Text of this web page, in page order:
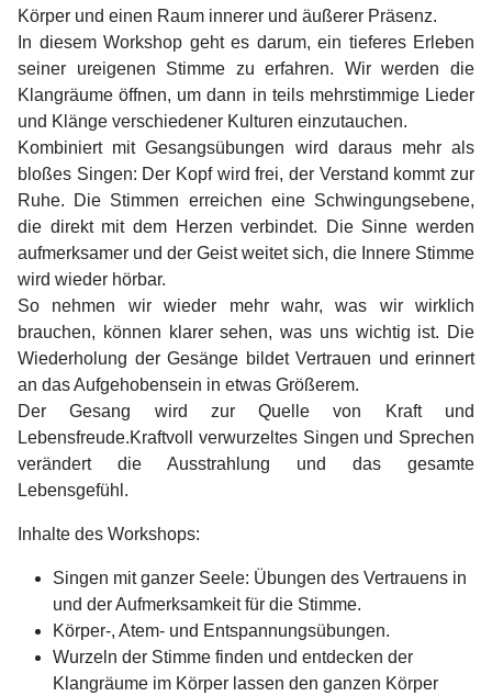
Körper und einen Raum innerer und äußerer Präsenz.
In diesem Workshop geht es darum, ein tieferes Erleben
seiner ureigenen Stimme zu erfahren. Wir werden die
Klangräume öffnen, um dann in teils mehrstimmige Lieder
und Klänge verschiedener Kulturen einzutauchen.
Kombiniert mit Gesangsübungen wird daraus mehr als
bloßes Singen: Der Kopf wird frei, der Verstand kommt zur
Ruhe. Die Stimmen erreichen eine Schwingungsebene,
die direkt mit dem Herzen verbindet. Die Sinne werden
aufmerksamer und der Geist weitet sich, die Innere Stimme
wird wieder hörbar.
So nehmen wir wieder mehr wahr, was wir wirklich
brauchen, können klarer sehen, was uns wichtig ist. Die
Wiederholung der Gesänge bildet Vertrauen und erinnert
an das Aufgehobensein in etwas Größerem.
Der Gesang wird zur Quelle von Kraft und
Lebensfreude.Kraftvoll verwurzeltes Singen und Sprechen
verändert die Ausstrahlung und das gesamte
Lebensgefühl.
Inhalte des Workshops:
Singen mit ganzer Seele: Übungen des Vertrauens in
und der Aufmerksamkeit für die Stimme.
Körper-, Atem- und Entspannungsübungen.
Wurzeln der Stimme finden und entdecken der
Klangräume im Körper lassen den ganzen Körper